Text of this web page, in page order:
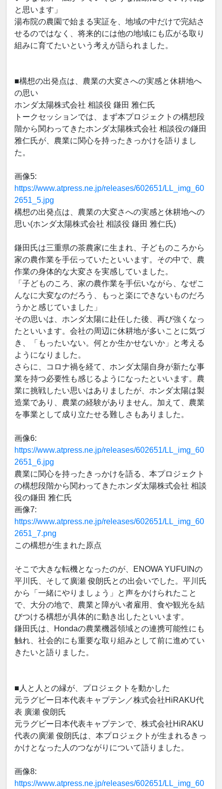
と思います」
湯布院の農園で始まる実証を、地域の中だけで完結さ
せるのではなく、将来的には他の地域にも広がる取り
組みに育てたいという考えが語られました。
■構想の出発点は、農業の大変さへの実感と休耕地へ
の思い
ホンダ太陽株式会社 相談役 鎌田 雅仁氏
トークセッションでは、まず本プロジェクトの構想段
階から関わってきたホンダ太陽株式会社 相談役の鎌田
雅仁氏が、農業に関心を持ったきっかけを語りまし
た。
画像5:
https://www.atpress.ne.jp/releases/602651/LL_img_60
2651_5.jpg
構想の出発点は、農業の大変さへの実感と休耕地への
思い(ホンダ太陽株式会社 相談役 鎌田 雅仁氏)
鎌田氏は三重県の茶農家に生まれ、子どものころから
家の農作業を手伝っていたといいます。その中で、農
作業の身体的な大変さを実感していました。
「子どものころ、家の農作業を手伝いながら、なぜこ
んなに大変なのだろう、もっと楽にできないものだろ
うかと感じていました」
その思いは、ホンダ太陽に赴任した後、再び強くなっ
たといいます。会社の周辺に休耕地が多いことに気づ
き、「もったいない。何とか生かせないか」と考える
ようになりました。
さらに、コロナ禍を経て、ホンダ太陽自身が新たな事
業を持つ必要性も感じるようになったといいます。農
業に挑戦したい思いはありましたが、ホンダ太陽は製
造業であり、農業の経験がありません。加えて、農業
を事業として成り立たせる難しさもありました。
画像6:
https://www.atpress.ne.jp/releases/602651/LL_img_60
2651_6.jpg
農業に関心を持ったきっかけを語る、本プロジェクト
の構想段階から関わってきたホンダ太陽株式会社 相談
役の鎌田 雅仁氏
画像7:
https://www.atpress.ne.jp/releases/602651/LL_img_60
2651_7.png
この構想が生まれた原点
そこで大きな転機となったのが、ENOWA YUFUINの
平川氏、そして廣瀬 俊朗氏との出会いでした。平川氏
から「一緒にやりましょう」と声をかけられたこと
で、大分の地で、農業と障がい者雇用、食や観光を結
びつける構想が具体的に動き出したといいます。
鎌田氏は、Hondaの農業機器領域との連携可能性にも
触れ、社会的にも重要な取り組みとして前に進めてい
きたいと語りました。
■人と人との縁が、プロジェクトを動かした
元ラグビー日本代表キャプテン／株式会社HiRAKU代
表 廣瀬 俊朗氏
元ラグビー日本代表キャプテンで、株式会社HiRAKU
代表の廣瀬 俊朗氏は、本プロジェクトが生まれるきっ
かけとなった人のつながりについて語りました。
画像8:
https://www.atpress.ne.jp/releases/602651/LL_img_60